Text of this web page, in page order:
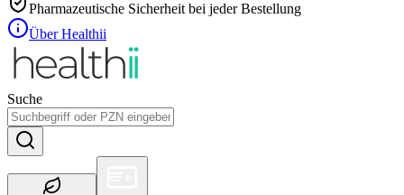
Pharmazeutische Sicherheit bei jeder Bestellung
Über Healthii
Suche